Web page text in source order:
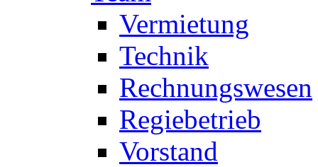
Vermietung
Technik
Rechnungswesen
Regiebetrieb
Vorstand